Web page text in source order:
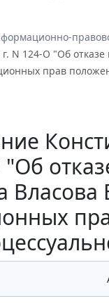
г. N 124-О "Об
прав
"Об